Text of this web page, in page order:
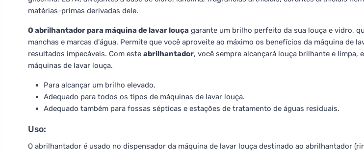
matérias-primas derivadas dele.
O abrilhantador para máquina de lavar louça garante um brilho perfeito da sua louça e vidro,
manchas e marcas d'água. Permite que você aproveite ao máximo os benefícios da máquina de
resultados impecáveis. Com este abrilhantador, você sempre alcançará louça brilhante e limpa,
máquinas de lavar louça.
Para alcançar um brilho elevado.
Adequado para todos os tipos de máquinas de lavar louça.
Adequado também para fossas sépticas e estações de tratamento de águas residuais.
Uso:
O abrilhantador é usado no dispensador da máquina de lavar louça destinado ao abrilhantador